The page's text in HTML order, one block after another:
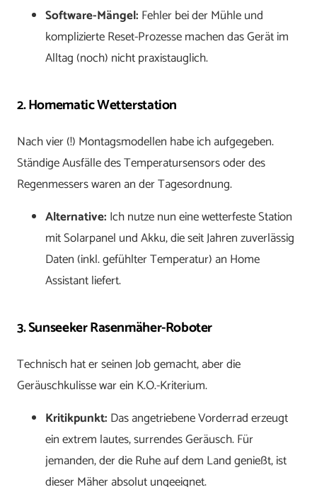
Software-Mängel: Fehler bei der Mühle und
komplizierte Reset-Prozesse machen das Gerät im
Alltag (noch) nicht praxistauglich.
2. Homematic Wetterstation
Nach vier (!) Montagsmodellen habe ich aufgegeben.
Ständige Ausfälle des Temperatursensors oder des
Regenmessers waren an der Tagesordnung.
Alternative: Ich nutze nun eine wetterfeste Station
mit Solarpanel und Akku, die seit Jahren zuverlässig
Daten (inkl. gefühlter Temperatur) an Home
Assistant liefert.
3. Sunseeker Rasenmäher-Roboter
Technisch hat er seinen Job gemacht, aber die
Geräuschkulisse war ein K.O.-Kriterium.
Kritikpunkt: Das angetriebene Vorderrad erzeugt
ein extrem lautes, surrendes Geräusch. Für
jemanden, der die Ruhe auf dem Land genießt, ist
dieser Mäher absolut ungeeignet.